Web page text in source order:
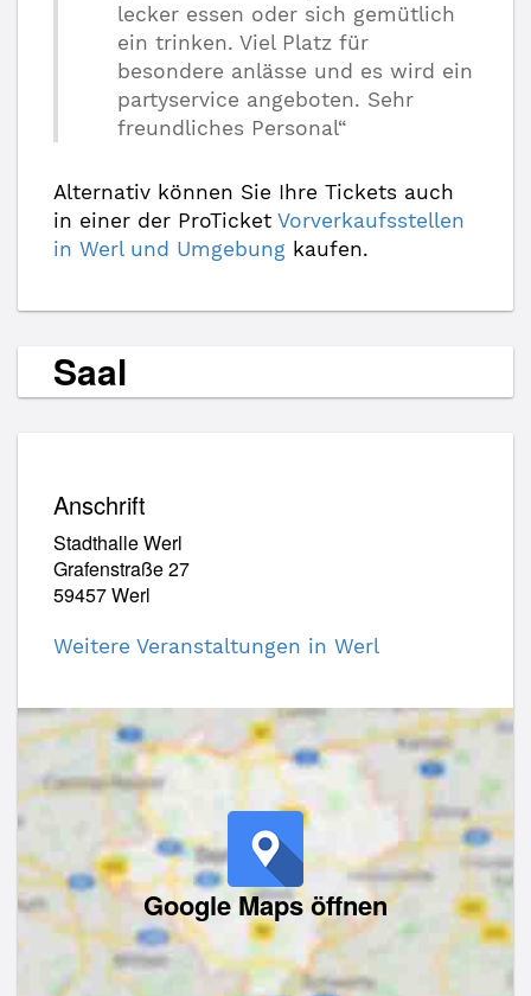
lecker essen oder sich gemütlich
ein trinken. Viel Platz für
besondere anlässe und es wird ein
partyservice angeboten. Sehr
freundliches Personal“
Alternativ können Sie Ihre Tickets auch
in einer der ProTicket Vorverkaufsstellen
in Werl und Umgebung kaufen.
Saal
Anschrift
Stadthalle Werl
Grafenstraße 27
59457 Werl
Weitere Veranstaltungen in Werl
Google Maps öffnen